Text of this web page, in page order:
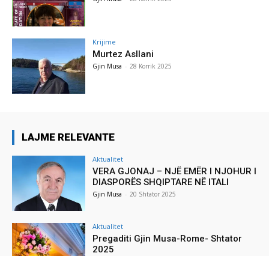
Krijime
Murtez Asllani
Gjin Musa - 28 Korrik 2025
LAJME RELEVANTE
Aktualitet
VERA GJONAJ – NJË EMËR I NJOHUR I
DIASPORËS SHQIPTARE NË ITALI
Gjin Musa - 20 Shtator 2025
Aktualitet
Pregaditi Gjin Musa-Rome- Shtator
2025